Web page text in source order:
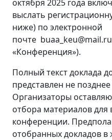
октября 2025 года
выслать
ниже) по электронной
почте
«Конференция»).
Полный текст доклада
представлен не
Организаторы
отбора материалов для
конференции.
отобранных докладов в